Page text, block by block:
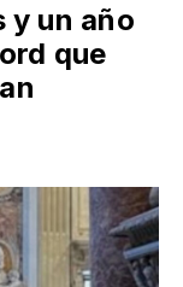
y un año
que